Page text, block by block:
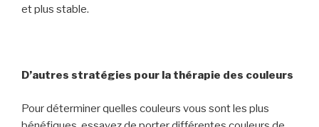
et plus stable.
D’autres stratégies pour la thérapie des couleurs
Pour déterminer quelles couleurs vous sont les plus